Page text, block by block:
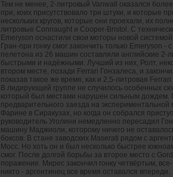
Тем не менее, 2-литровый Vanwall оказался
при, коих присутствовало три штуки, и которые
нескольких кругов, которые они проехали, их
литровые Connaught и Cooper-Bristol. С
Emeryson оснастили свои моторы новой
Гран-при гонку смог закончить только Emeryson
пелетона из 26 машин составляли английские
быстрыми и надёжными. Лучший из них, Ролт,
втором месте, позади Ferrari Гонзалеса, и
показав такое же время, как и 2,5-литровая Ferrari
В лидирующей группе не случилось особенных
который был местами нарушен сильным дождем.
предварительного заезда на
Фарине в Сиракузах, но когда он собрался
руководитель Уголини немедленно пересадил
машину Маджиоли, которому ничего не
боксов. В стане заводских Maserati рядом с
Мосс. Но хоть он и был несколько быстрее
смог. После долгой борьбы за второе место с
поражение. Мирес закончил гонку четвёртым,
никто - аргентинец все время оставался впереди.